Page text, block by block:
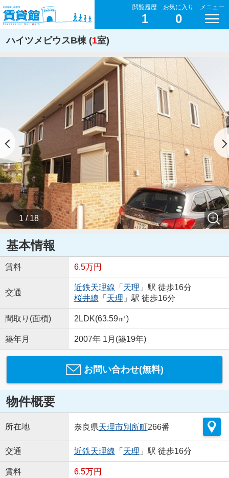
閲覧履歴
1
お気に入り
0
メニュー
ハイツメビウスB棟 (1室)
1 / 18
基本情報
賃料 6.5万円
交通
近鉄天理線 「 天理 」駅 徒歩16分
桜井線 「 天理 」駅 徒歩16分
間取り(面積) 2LDK(63.59㎡)
築年月 2007年 1月(築19年)
お問い合わせ(無料)
物件概要
所在地 奈良県天理市別所町266番
交通 近鉄天理線 「 天理 」駅 徒歩16分
賃料 6.5万円